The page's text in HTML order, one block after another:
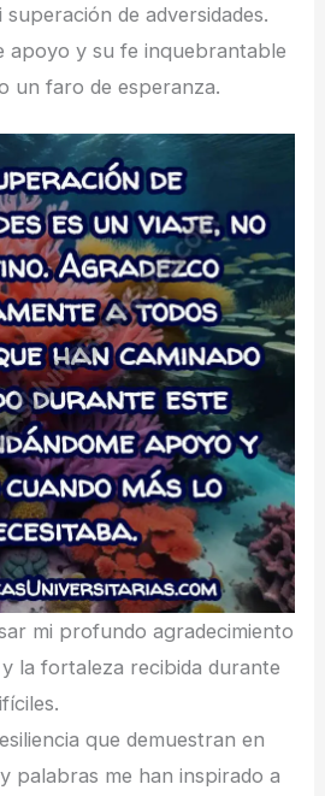
de adversidades.
apoyo y su fe inquebrantable
un faro de esperanza.
mi profundo agradecimiento
la fortaleza recibida durante
que demuestran en
palabras me han inspirado a